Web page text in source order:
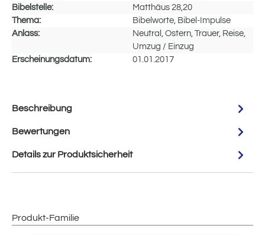
Bibelstelle:
Matthäus 28,20
Thema:
Bibelworte, Bibel-Impulse
Anlass:
Neutral, Ostern, Trauer, Reise,
Umzug / Einzug
Erscheinungsdatum:
01.01.2017
Beschreibung
Bewertungen
Details zur Produktsicherheit
Produkt-Familie